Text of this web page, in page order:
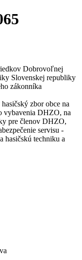
Dobrovoľnej
Slovenskej republiky
zákonníka
zbor obce na
vybavenia DHZO, na
pre členov DHZO,
servisu -
hasičskú techniku a